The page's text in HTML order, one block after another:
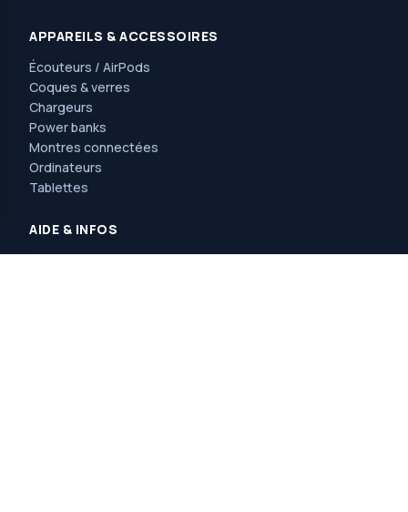
APPAREILS & ACCESSOIRES
Écouteurs / AirPods
Coques & verres
Chargeurs
Power banks
Montres connectées
Ordinateurs
Tablettes
AIDE & INFOS
Devenez vendeur